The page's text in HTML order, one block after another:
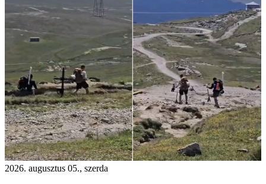
2026. augusztus 05., szerda